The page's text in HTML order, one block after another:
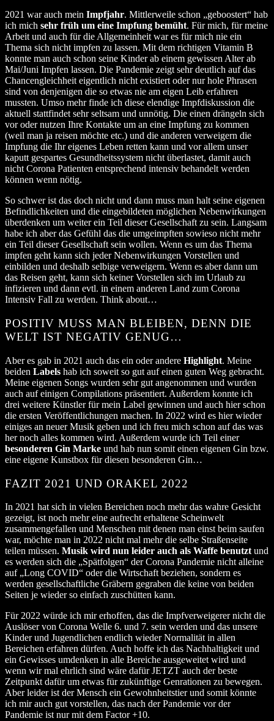
2021 war auch mein Impfjahr. Mittlerweile schon „geboostert“ hab
ich mich sehr früh um eine Impfung bemüht. Für mich, für meine
Arbeit und auch für die Allgemeinheit war es für mich nie ein
Thema sich nicht impfen zu lassen. Mit dem richtigen Vitamin B
konnte man auch schon seine Kinder ab einem gewissen Alter ab
Mai/Juni Impfen lassen. Die Pandemie zeigt sehr deutlich auf das
Chancengleichheit eigentlich nicht existiert oder nur hole Phrasen
sind von denjenigen die so etwas nie am eigen Leib erfahren
mussten. Umso mehr finde ich diese elendige Impfdiskussion die
aktuell stattfindet sehr seltsam und unnötig. Die einen drängeln sich
vor oder nutzen Ihre Kontakte um an eine Impfung zu kommen
(weil man ja reisen möchte etc.) und die anderen verweigern die
Impfung die Ihr eigenes Leben retten kann und vor allem unser
kaputt gespartes Gesundheitssystem nicht überlastet, damit auch
nicht Corona Patienten entsprechend intensiv behandelt werden
können wenn nötig.
So schwer ist das doch nicht und dann muss man halt seine eigenen
Befindlichkeiten und die eingebildeten möglichen Nebenwirkungen
überdenken um weiter ein Teil dieser Gesellschaft zu sein. Langsam
habe ich aber das Gefühl das die umgeimpften sowieso nicht mehr
ein Teil dieser Gesellschaft sein wollen. Wenn es um das Thema
impfen geht kann sich jeder Nebenwirkungen Vorstellen und
einbilden und deshalb selbige verweigern. Wenn es aber dann um
das Reisen geht, kann sich keiner Vorstellen sich im Urlaub zu
infizieren und dann evtl. in einem anderen Land zum Corona
Intensiv Fall zu werden. Think about…
POSITIV MUSS MAN BLEIBEN, DENN DIE
WELT IST NEGATIV GENUG…
Aber es gab in 2021 auch das ein oder andere Highlight. Meine
beiden Labels hab ich soweit so gut auf einen guten Weg gebracht.
Meine eigenen Songs wurden sehr gut angenommen und wurden
auch auf einigen Compilations präsentiert. Außerdem konnte ich
drei weitere Künstler für mein Label gewinnen und auch hier schon
die ersten Veröffentlichungen machen. In 2022 wird es hier wieder
einiges an neuer Musik geben und ich freu mich schon auf das was
her noch alles kommen wird. Außerdem wurde ich Teil einer
besonderen Gin Marke und hab nun somit einen eigenen Gin bzw.
eine eigene Kunstbox für diesen besonderen Gin…
FAZIT 2021 UND ORAKEL 2022
In 2021 hat sich in vielen Bereichen noch mehr das wahre Gesicht
gezeigt, ist noch mehr eine aufrecht erhaltene Scheinwelt
zusammengefallen und Menschen mit denen man einst beim saufen
war, möchte man in 2022 nicht mal mehr die selbe Straßenseite
teilen müssen. Musik wird nun leider auch als Waffe benutzt und
es werden sich die „Spätfolgen“ der Corona Pandemie nicht alleine
auf „Long COVID“ oder die Wirtschaft beziehen, sondern es
werden gesellschaftliche Gräbern gegraben die keine von beiden
Seiten je wieder so einfach zuschütten kann.
Für 2022 würde ich mir erhoffen, das die Impfverweigerer nicht die
Auslöser von Corona Welle 6. und 7. sein werden und das unsere
Kinder und Jugendlichen endlich wieder Normalität in allen
Bereichen erfahren dürfen. Auch hoffe ich das Nachhaltigkeit und
ein Gewisses umdenken in alle Bereiche ausgeweitet wird und
wenn wir mal ehrlich sind wäre dafür JETZT auch der beste
Zeitpunkt dafür um etwas für zukünftige Genrationen zu bewegen.
Aber leider ist der Mensch ein Gewohnheitstier und somit könnte
ich mir auch gut vorstellen, das nach der Pandemie vor der
Pandemie ist nur mit dem Factor +10.